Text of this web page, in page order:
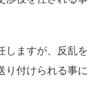
しますが、反乱を
り付けられる事に